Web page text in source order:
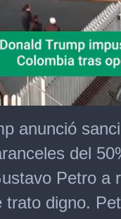
anunció
del
Petro a
trato digno.